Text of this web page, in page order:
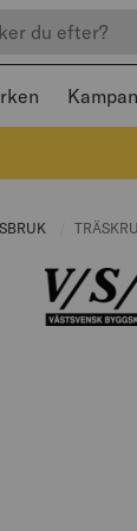
med Escape
CURRENT